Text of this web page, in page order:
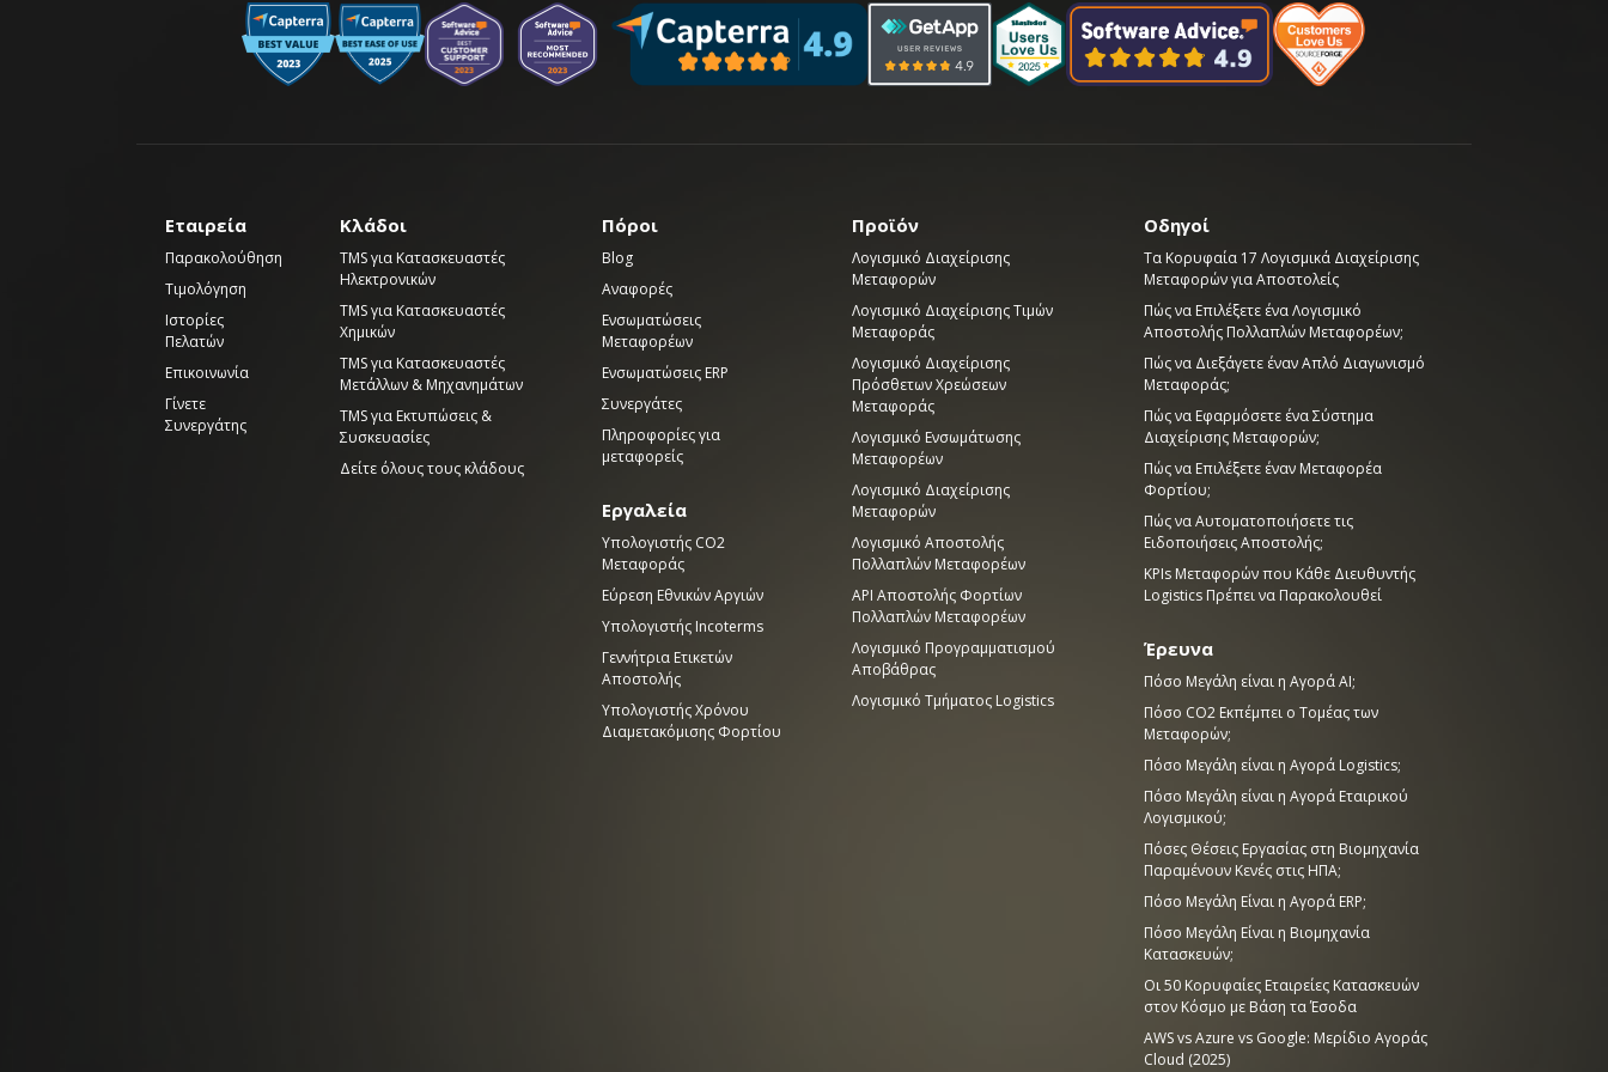
Εταιρεία
Παρακολούθηση
Τιμολόγηση
Ιστορίες
Πελατών
Επικοινωνία
Γίνετε
Συνεργάτης
Κλάδοι
TMS για Κατασκευαστές
Ηλεκτρονικών
TMS για Κατασκευαστές
Χημικών
TMS για Κατασκευαστές
Μετάλλων & Μηχανημάτων
TMS για Εκτυπώσεις &
Συσκευασίες
Δείτε όλους τους κλάδους
Πόροι
Blog
Αναφορές
Ενσωματώσεις
Μεταφορέων
Ενσωματώσεις ERP
Συνεργάτες
Πληροφορίες για
μεταφορείς
Εργαλεία
Υπολογιστής CO2
Μεταφοράς
Εύρεση Εθνικών Αργιών
Υπολογιστής Incoterms
Γεννήτρια Ετικετών
Αποστολής
Υπολογιστής Χρόνου
Διαμετακόμισης Φορτίου
Προϊόν
Λογισμικό Διαχείρισης
Μεταφορών
Λογισμικό Διαχείρισης Τιμών
Μεταφοράς
Λογισμικό Διαχείρισης
Πρόσθετων Χρεώσεων
Μεταφοράς
Λογισμικό Ενσωμάτωσης
Μεταφορέων
Λογισμικό Διαχείρισης
Μεταφορών
Λογισμικό Αποστολής
Πολλαπλών Μεταφορέων
API Αποστολής Φορτίων
Πολλαπλών Μεταφορέων
Λογισμικό Προγραμματισμού
Αποβάθρας
Λογισμικό Τμήματος Logistics
Οδηγοί
Τα Κορυφαία 17 Λογισμικά Διαχείρισης
Μεταφορών για Αποστολείς
Πώς να Επιλέξετε ένα Λογισμικό
Αποστολής Πολλαπλών Μεταφορέων;
Πώς να Διεξάγετε έναν Απλό Διαγωνισμό
Μεταφοράς;
Πώς να Εφαρμόσετε ένα Σύστημα
Διαχείρισης Μεταφορών;
Πώς να Επιλέξετε έναν Μεταφορέα
Φορτίου;
Πώς να Αυτοματοποιήσετε τις
Ειδοποιήσεις Αποστολής;
KPIs Μεταφορών που Κάθε Διευθυντής
Logistics Πρέπει να Παρακολουθεί
Έρευνα
Πόσο Μεγάλη είναι η Αγορά AI;
Πόσο CO2 Εκπέμπει ο Τομέας των
Μεταφορών;
Πόσο Μεγάλη είναι η Αγορά Logistics;
Πόσο Μεγάλη είναι η Αγορά Εταιρικού
Λογισμικού;
Πόσες Θέσεις Εργασίας στη Βιομηχανία
Παραμένουν Κενές στις ΗΠΑ;
Πόσο Μεγάλη Είναι η Αγορά ERP;
Πόσο Μεγάλη Είναι η Βιομηχανία
Κατασκευών;
Οι 50 Κορυφαίες Εταιρείες Κατασκευών
στον Κόσμο με Βάση τα Έσοδα
AWS vs Azure vs Google: Μερίδιο Αγοράς
Cloud (2025)